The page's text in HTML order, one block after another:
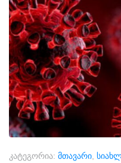
კატეგორია: მთავარი